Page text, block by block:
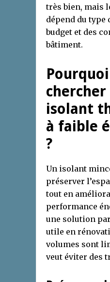
très bien, mais
dépend du type
budget et des
bâtiment.
Pourquoi
chercher
isolant
à faible
?
Un isolant
préserver
tout en
performance
une solution
utile en
volumes sont
veut éviter des